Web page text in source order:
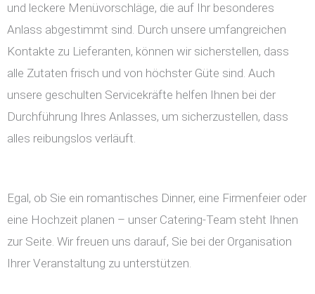
und leckere Menüvorschläge, die auf Ihr besonderes
Anlass abgestimmt sind. Durch unsere umfangreichen
Kontakte zu Lieferanten, können wir sicherstellen, dass
alle Zutaten frisch und von höchster Güte sind. Auch
unsere geschulten Servicekräfte helfen Ihnen bei der
Durchführung Ihres Anlasses, um sicherzustellen, dass
alles reibungslos verläuft.
Egal, ob Sie ein romantisches Dinner, eine Firmenfeier oder
eine Hochzeit planen – unser Catering-Team steht Ihnen
zur Seite. Wir freuen uns darauf, Sie bei der Organisation
Ihrer Veranstaltung zu unterstützen.